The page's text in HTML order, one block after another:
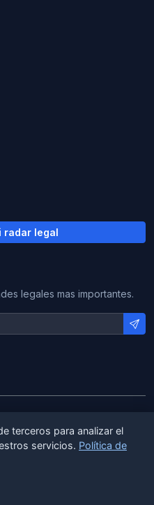
radar legal
legales mas importantes.
terceros para analizar el
servicios. Política de